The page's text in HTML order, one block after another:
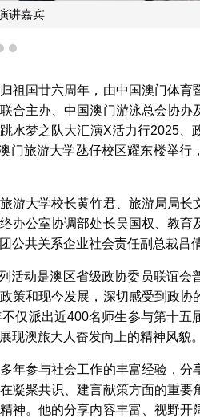
讲嘉宾
1011
祖国廿六周年，由中国澳门体育
合主办、中国澳门游泳总会协办
水梦之队大汇演X活力行2025、
门旅游大学氹仔校区耀东楼举行
游大学校长黄竹君、旅游局局长
办公室协调部处长吴国权、教育
公共关系企业社会责任副总裁吕
活动是澳区省级政协委员联谊会
策和现今发展，深切感受到政协
仅派出近400名师生参与第十五
现澳旅大人奋发向上的精神风貌。
年参与社会工作的丰富经验，分
凝聚共识、建言献策方面的重要
神。他的分享内容丰富、视野开